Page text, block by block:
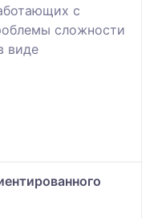
с
сложности
виде